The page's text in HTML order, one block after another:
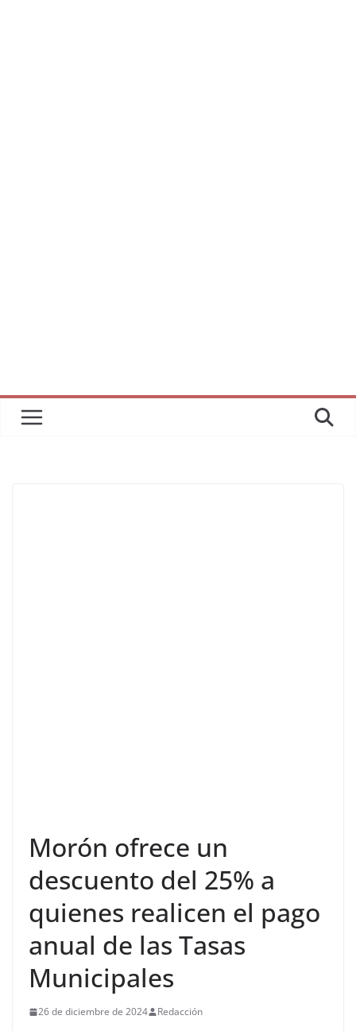
Morón ofrece un
descuento del 25% a
quienes realicen el pago
anual de las Tasas
Municipales
26 de diciembre de 2024 Redacción